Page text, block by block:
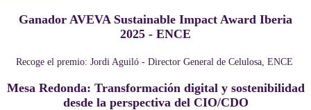
Ganador AVEVA Sustainable Impact Award Iberia
2025 - ENCE
Recoge el premio: Jordi Aguiló - Director General de Celulosa, ENCE
Mesa Redonda: Transformación digital y sostenibilidad
desde la perspectiva del CIO/CDO